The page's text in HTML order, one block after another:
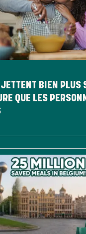
BIEN PLUS
QUE LES